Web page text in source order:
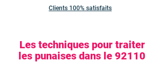
Clients 100% satisfaits
Les techniques pour traiter
les punaises dans le 92110